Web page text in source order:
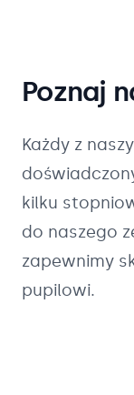
Poznaj
Każdy z
kilku
do naszego
zapewnimy
pupilowi.